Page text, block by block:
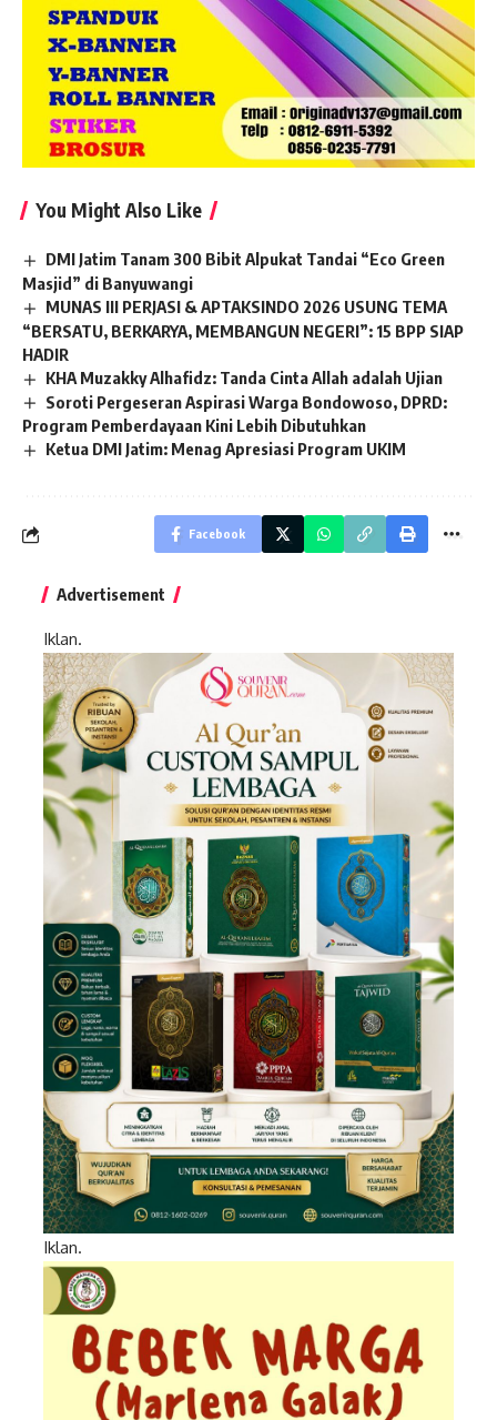
You Might Also Like
DMI Jatim Tanam 300 Bibit Alpukat Tandai “Eco Green
Masjid” di Banyuwangi
MUNAS III PERJASI & APTAKSINDO 2026 USUNG TEMA
“BERSATU, BERKARYA, MEMBANGUN NEGERI”: 15 BPP SIAP
HADIR
KHA Muzakky Alhafidz: Tanda Cinta Allah adalah Ujian
Soroti Pergeseran Aspirasi Warga Bondowoso, DPRD:
Program Pemberdayaan Kini Lebih Dibutuhkan
Ketua DMI Jatim: Menag Apresiasi Program UKIM
Facebook
Advertisement
Iklan.
Iklan.